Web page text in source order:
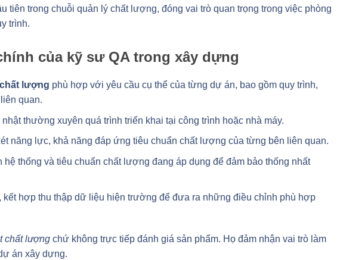
tiên trong chuỗi quản lý chất lượng, đóng vai trò quan trọng trong việc phòng
trình.
của kỹ sư QA trong xây dựng
lượng phù hợp với yêu cầu cụ thể của từng dự án, bao gồm quy trình,
quan.
nhật thường xuyên quá trình triển khai tại công trình hoặc nhà máy.
năng lực, khả năng đáp ứng tiêu chuẩn chất lượng của từng bên liên quan.
thống và tiêu chuẩn chất lượng đang áp dụng để đảm bảo thống nhất
kết hợp thu thập dữ liệu hiện trường để đưa ra những điều chỉnh phù hợp
chất lượng chứ không trực tiếp đánh giá sản phẩm. Họ đảm nhận vai trò làm
án xây dựng.